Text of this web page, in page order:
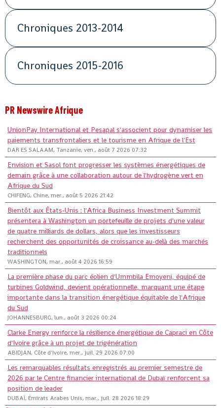
Chroniques 2013-2014
Chroniques 2015-2016
PR Newswire Afrique
UnionPay International et Pesapal s'associent pour dynamiser les
paiements transfrontaliers et le tourisme en Afrique de l'Est
DAR ES SALAAM, Tanzanie, ven., août 7 2026 07:32
Envision et Sasol font progresser les systèmes énergétiques de
demain grâce à une collaboration autour de l'hydrogène vert en
Afrique du Sud
CHIFENG, Chine, mer., août 5 2026 21:42
Bientôt aux États-Unis : l'Africa Business Investment Summit
présentera à Washington un portefeuille de projets d'une valeur
de quatre milliards de dollars, alors que les investisseurs
recherchent des opportunités de croissance au-delà des marchés
traditionnels
WASHINGTON, mar., août 4 2026 16:59
La première phase du parc éolien d'Ummbila Emoyeni, équipé de
turbines Goldwind, devient opérationnelle, marquant une étape
importante dans la transition énergétique équitable de l'Afrique
du Sud
JOHANNESBURG, lun., août 3 2026 00:24
Clarke Energy renforce la résilience énergétique de Capraci en Côte
d'Ivoire grâce à un projet de trigénération
ABIDJAN, Côte d'Ivoire, mer., juil. 29 2026 07:00
Les remarquables résultats enregistrés au premier semestre de
2026 par le Centre financier international de Dubaï renforcent sa
position de leader
DUBAÏ, Émirats Arabes Unis, mar., juil. 28 2026 18:29